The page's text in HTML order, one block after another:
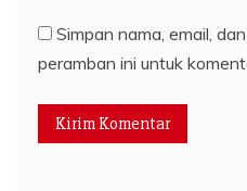
Simpan nama, email,
peramban ini untuk